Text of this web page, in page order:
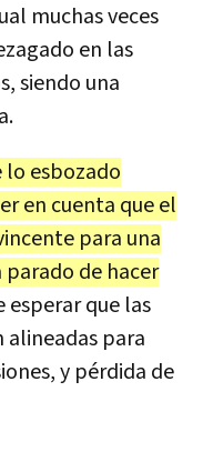
muchas veces
en las
siendo una
esbozado
en cuenta que el
para una
de hacer
esperar que las
alineadas para
y pérdida de